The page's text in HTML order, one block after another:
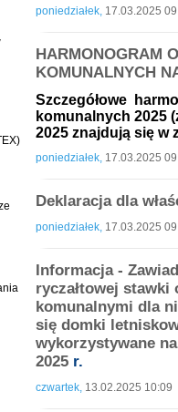
poniedziałek, 17.03.2025
HARMONOGRAM
KOMUNALNYCH
Szczegółowe
komunalnych 2025
2025 znajdują się w
poniedziałek, 17.03.2025
Deklaracja dla
poniedziałek, 17.03.2025
Informacja -
ryczałtowej stawki
komunalnymi dla
się domki
wykorzystywane
2025 r.
czwartek, 13.02.2025 10:09